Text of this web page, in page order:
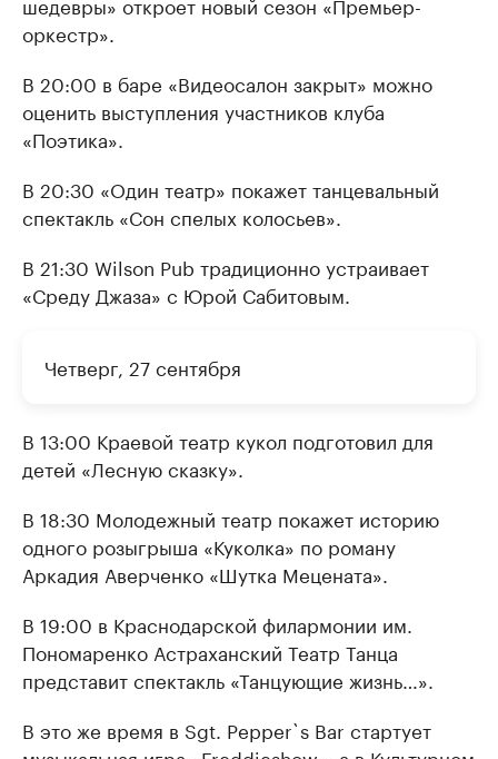
оркестр».
В 20:00 в баре «Видеосалон закрыт» можно
оценить выступления участников клуба
«Поэтика».
В 20:30 «Один театр» покажет танцевальный
спектакль «Сон спелых колосьев».
В 21:30 Wilson Pub традиционно устраивает
«Среду Джаза» с Юрой Сабитовым.
Четверг, 27 сентября
В 13:00 Краевой театр кукол подготовил для
детей «Лесную сказку».
В 18:30 Молодежный театр покажет историю
одного розыгрыша «Куколка» по роману
Аркадия Аверченко «Шутка Мецената».
В 19:00 в Краснодарской филармонии им.
Пономаренко Астраханский Театр Танца
представит спектакль «Танцующие жизнь…».
В это же время в Sgt. Pepper`s Bar стартует